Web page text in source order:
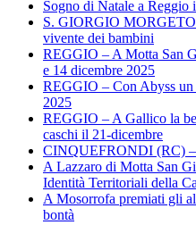
Sogno di Natale a
S. GIORGIO
vivente dei bambini
REGGIO – A Motta San
e 14 dicembre 2025
REGGIO – Con Abyss
2025
REGGIO – A Gallico la
caschi il 21-dicembre
CINQUEFRONDI (RC) –
A Lazzaro di Motta San
Identità Territoriali della
A Mosorrofa premiati gli
bontà